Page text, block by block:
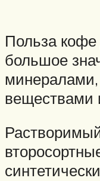
Польза
большое
веществами